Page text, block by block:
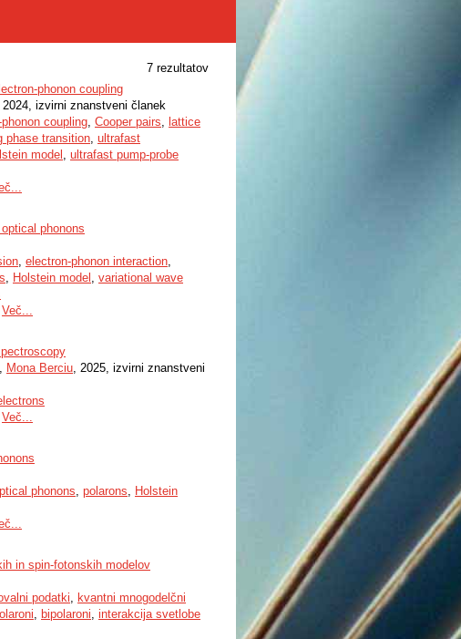
7 rezultatov
phonon coupling
2024, izvirni znanstveni članek
coupling, Cooper pairs, lattice
phase transition, ultrafast
model , ultrafast pump-probe
phonons
, electron-phonon interaction,
, Holstein model , variational wave
Več...
, Mona Berciu, 2025, izvirni znanstveni
Več...
phonons, polarons, Holstein
in spin-fotonskih modelov
podatki, kvantni mnogodelčni
, bipolaroni, interakcija svetlobe